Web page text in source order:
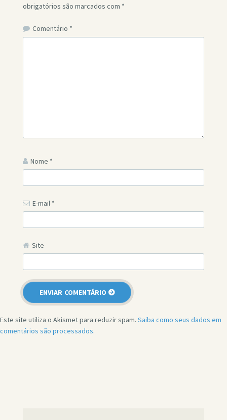
obrigatórios são marcados com *
Comentário *
Nome *
E-mail *
Site
Este site utiliza o Akismet para reduzir spam. Saiba como seus dados em
comentários são processados.